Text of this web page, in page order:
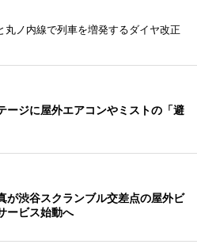
ノ内線で列車を増発するダイヤ改正
ージに屋外エアコンやミストの「避
が渋谷スクランブル交差点の屋外ビ
ビス始動へ